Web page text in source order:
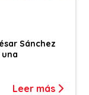
Sánchez
Leer más